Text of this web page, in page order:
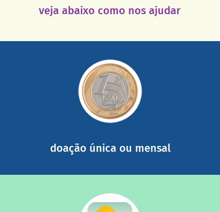
veja abaixo como nos ajudar
doação única ou mensal
mail mostrando tudo o que fizemos com a sua ajuda
somada a de outras pessoas.
saiba mais